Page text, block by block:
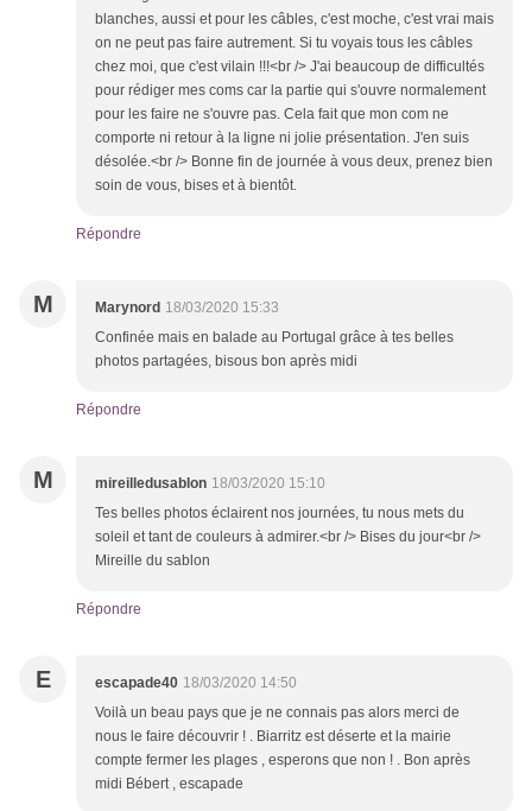
blanches, aussi et pour les câbles, c'est moche, c'est vrai mais
on ne peut pas faire autrement. Si tu voyais tous les câbles
chez moi, que c'est vilain !!!<br /> J'ai beaucoup de difficultés
pour rédiger mes coms car la partie qui s'ouvre normalement
pour les faire ne s'ouvre pas. Cela fait que mon com ne
comporte ni retour à la ligne ni jolie présentation. J'en suis
désolée.<br /> Bonne fin de journée à vous deux, prenez bien
soin de vous, bises et à bientôt.
Répondre
M Marynord 18/03/2020 15:33
Confinée mais en balade au Portugal grâce à tes belles
photos partagées, bisous bon après midi
Répondre
M mireilledusablon 18/03/2020 15:10
Tes belles photos éclairent nos journées, tu nous mets du
soleil et tant de couleurs à admirer.<br /> Bises du jour<br />
Mireille du sablon
Répondre
E escapade40 18/03/2020 14:50
Voilà un beau pays que je ne connais pas alors merci de
nous le faire découvrir ! . Biarritz est déserte et la mairie
compte fermer les plages , esperons que non ! . Bon après
midi Bébert , escapade